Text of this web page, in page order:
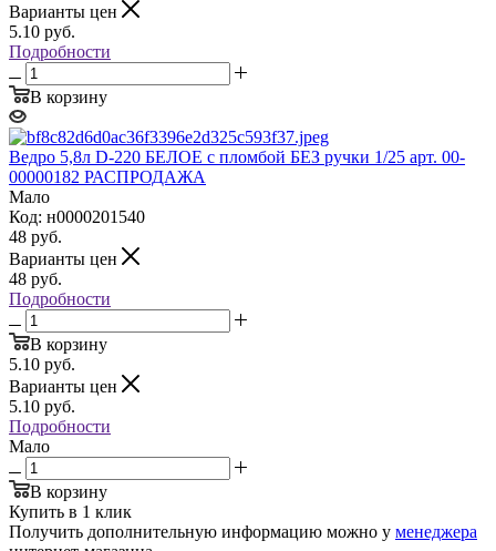
Варианты цен
5.10 руб.
Подробности
В корзину
Ведро 5,8л D-220 БЕЛОЕ с пломбой БЕЗ ручки 1/25 арт. 00-
00000182 РАСПРОДАЖА
Мало
Код: н0000201540
48 руб.
Варианты цен
48 руб.
Подробности
В корзину
5.10 руб.
Варианты цен
5.10 руб.
Подробности
Мало
В корзину
Купить в 1 клик
Получить дополнительную информацию можно у менеджера